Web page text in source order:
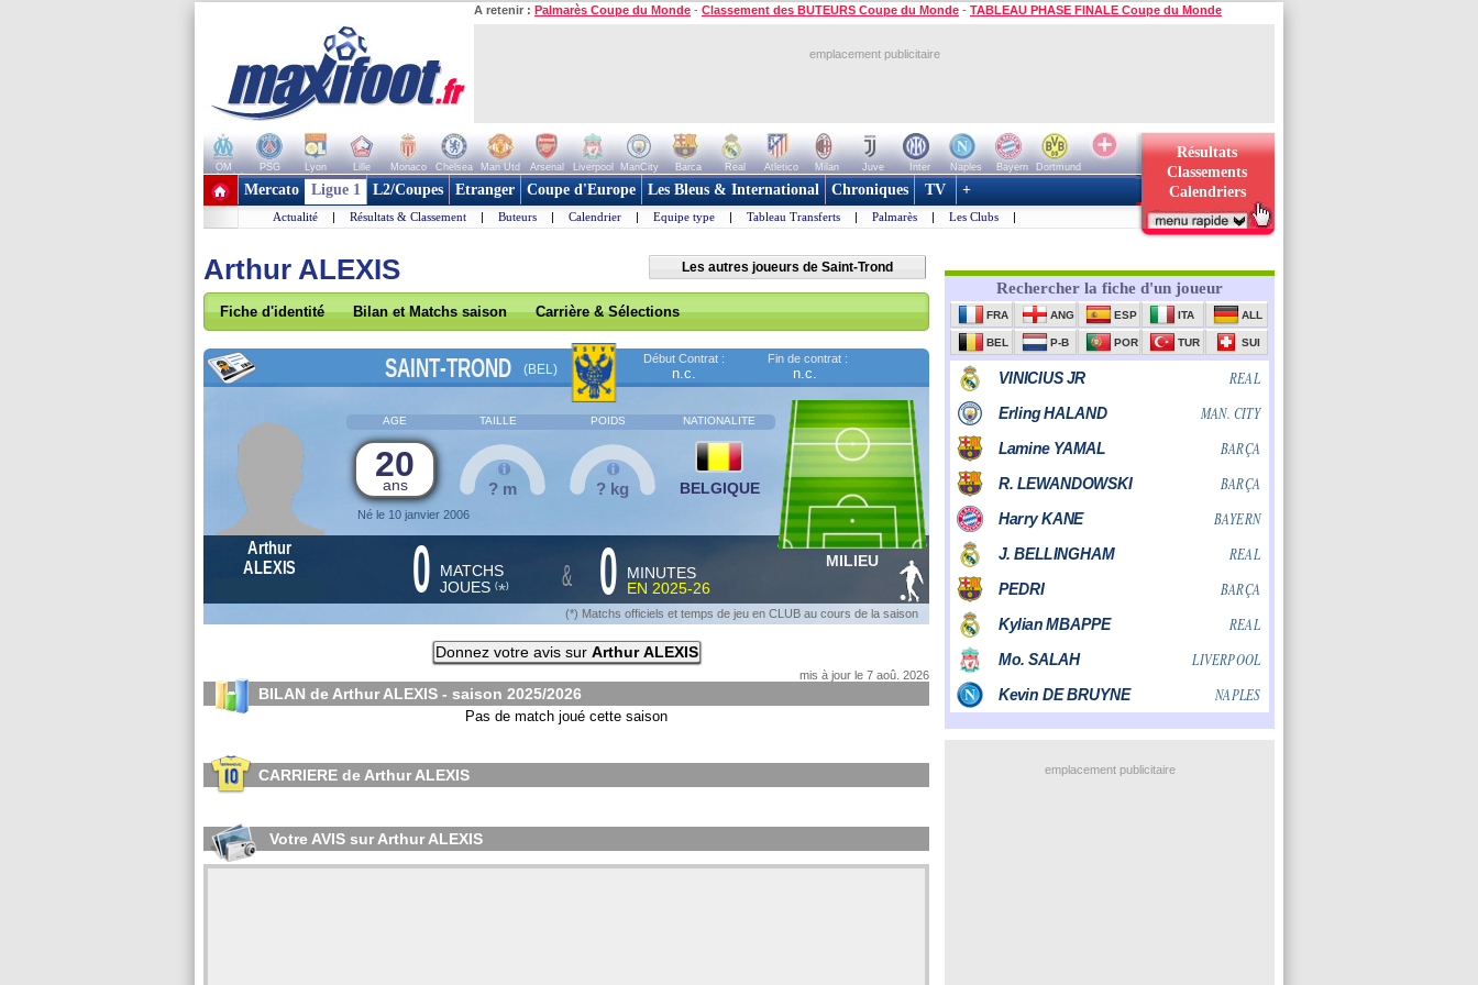
A retenir : Palmarès Coupe du Monde - Classement des BUTEURS Coupe du Monde - TABLEAU PHASE FINALE Coupe du Monde
emplacement publicitaire
OM PSG Lyon Lille Monaco Chelsea Man Utd Arsenal Liverpool ManCity Barca Real Atletico Milan Juve Inter Naples Bayern
Dortmund
+ de clubs
Résultats
Classements
Calendriers
Mercato Ligue 1 L2/Coupes Etranger Coupe d'Europe Les Bleus & International Chroniques TV +
Actualité | Résultats & Classement | Buteurs | Calendrier | Equipe type | Tableau Transferts | Palmarès | Les Clubs |
Arthur ALEXIS Les autres joueurs de Saint-Trond
Fiche d'identité Bilan et Matchs saison Carrière & Sélections
SAINT-TROND (BEL)
Début Contrat :
n.c.
Fin de contrat :
n.c.
AGE TAILLE POIDS NATIONALITE
20
ans
Né le 10 janvier 2006
? m ? kg BELGIQUE
Arthur
ALEXIS
0 MATCHS
JOUES (*) & 0
MINUTES
EN 2025-26
MILIEU
(*) Matchs officiels et temps de jeu en CLUB au cours de la saison
Donnez votre avis sur Arthur ALEXIS
mis à jour le 7 aoû. 2026
BILAN de Arthur ALEXIS - saison 2025/2026
Pas de match joué cette saison
CARRIERE de Arthur ALEXIS
Votre AVIS sur Arthur ALEXIS
emplacement publicitaire